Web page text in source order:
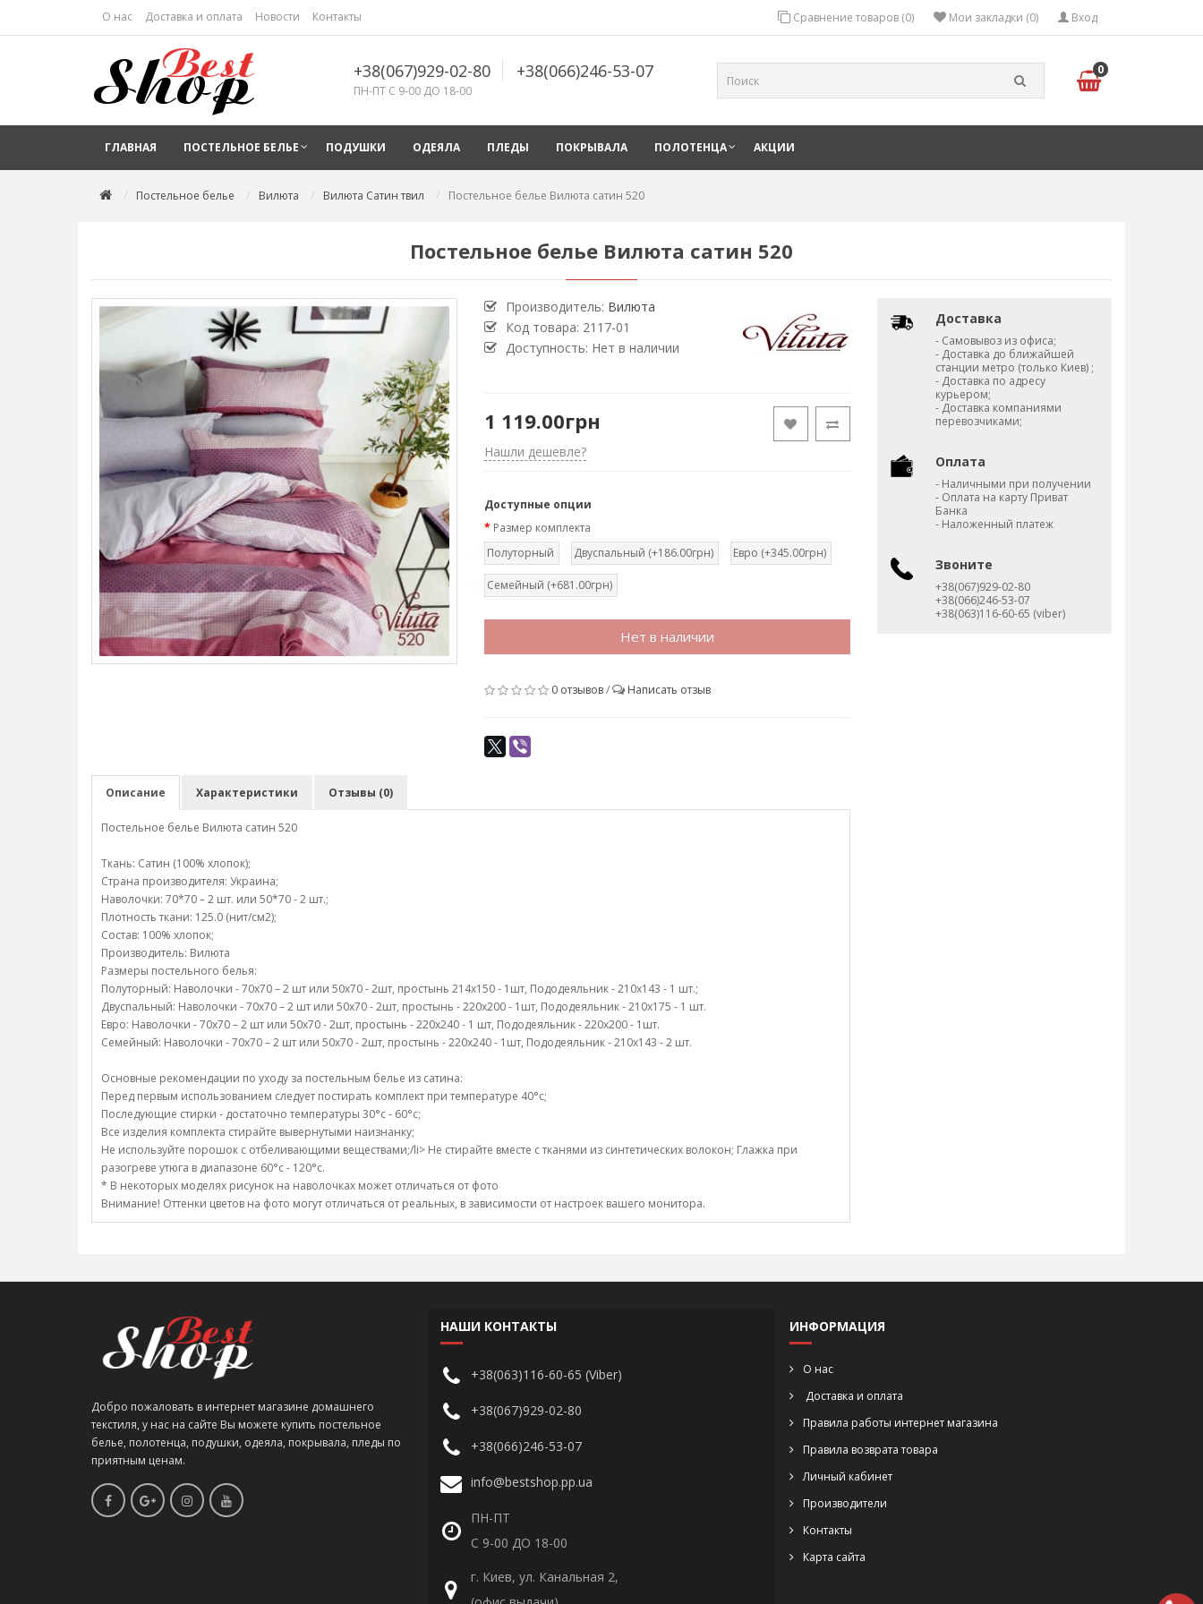
О нас Доставка и оплата Новости Контакты Вход
Мои закладки (0)
Сравнение товаров (0)
+38(067)929-02-80 +38(066)246-53-07
ПН-ПТ С 9-00 ДО 18-00
0
ГЛАВНАЯ ПОСТЕЛЬНОЕ БЕЛЬЕ ПОДУШКИ ОДЕЯЛА ПЛЕДЫ ПОКРЫВАЛА ПОЛОТЕНЦА АКЦИИ
Постельное белье Вилюта Вилюта Сатин твил Постельное белье Вилюта сатин 520
Постельное белье Вилюта сатин 520
Производитель: Вилюта
Код товара: 2117-01
Доступность: Нет в наличии
1 119.00грн
Нашли дешевле?
Доступные опции
Размер комплекта
Полуторный
Двуспальный (+186.00грн) Евро (+345.00грн)
Семейный (+681.00грн)
Нет в наличии
0 отзывов/ Написать отзыв
Описание Характеристики Отзывы (0)
Постельное белье Вилюта сатин 520
Ткань: Сатин (100% хлопок);
Страна производителя: Украина;
Наволочки: 70*70 – 2 шт. или 50*70 - 2 шт.;
Плотность ткани: 125.0 (нит/см2);
Состав: 100% хлопок;
Производитель: Вилюта
Размеры постельного белья:
Полуторный: Наволочки - 70х70 – 2 шт или 50х70 - 2шт, простынь 214х150 - 1шт, Пододеяльник - 210х143 - 1 шт.;
Двуспальный: Наволочки - 70х70 – 2 шт или 50х70 - 2шт, простынь - 220х200 - 1шт, Пододеяльник - 210х175 - 1 шт.
Евро: Наволочки - 70х70 – 2 шт или 50х70 - 2шт, простынь - 220х240 - 1 шт, Пододеяльник - 220х200 - 1шт.
Семейный: Наволочки - 70х70 – 2 шт или 50х70 - 2шт, простынь - 220х240 - 1шт, Пододеяльник - 210х143 - 2 шт.
Основные рекомендации по уходу за постельным белье из сатина:
Перед первым использованием следует постирать комплект при температуре 40°c;
Последующие стирки - достаточно температуры 30°c - 60°c;
Все изделия комплекта стирайте вывернутыми наизнанку;
Не используйте порошок с отбеливающими веществами;/li> Не стирайте вместе с тканями из синтетических волокон; Глажка при
разогреве утюга в диапазоне 60°c - 120°c.
* В некоторых моделях рисунок на наволочках может отличаться от фото
Внимание! Оттенки цветов на фото могут отличаться от реальных, в зависимости от настроек вашего монитора.
Доставка
- Самовывоз из офиса;
- Доставка до ближайшей
станции метро (только Киев) ;
- Доставка по адресу
курьером;
- Доставка компаниями
перевозчиками;
Оплата
- Наличными при получении
- Оплата на карту Приват
Банка
- Наложенный платеж
Звоните
+38(067)929-02-80
+38(066)246-53-07
+38(063)116-60-65 (viber)
Добро пожаловать в интернет магазине домашнего
текстиля, у нас на сайте Вы можете купить постельное
белье, полотенца, подушки, одеяла, покрывала, пледы по
приятным ценам.
НАШИ КОНТАКТЫ
+38(063)116-60-65 (Viber)
+38(067)929-02-80
+38(066)246-53-07
info@bestshop.pp.ua
ПН-ПТ
С 9-00 ДО 18-00
г. Киев, ул. Канальная 2,
ИНФОРМАЦИЯ
О нас
Доставка и оплата
Правила работы интернет магазина
Правила возврата товара
Личный кабинет
Производители
Контакты
Карта сайта